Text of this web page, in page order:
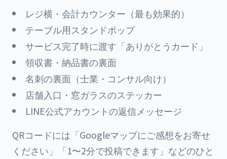
レジ横・会計カウンター（最も効果的）
テーブル用スタンドポップ
サービス完了時に渡す「ありがとうカード」
領収書・納品書の裏面
名刺の裏面（士業・コンサル向け）
店舗入口・窓ガラスのステッカー
LINE公式アカウントの返信メッセージ
QRコードには「Googleマップにご感想をお寄せ
ください」「1〜2分で投稿できます」などのひと